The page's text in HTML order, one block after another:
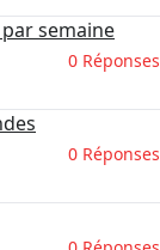
semaine
0 Réponses
0 Réponses